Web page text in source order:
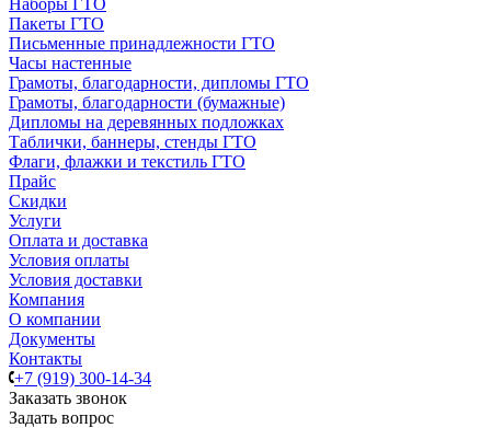
Наборы ГТО
Пакеты ГТО
Письменные принадлежности ГТО
Часы настенные
Грамоты, благодарности, дипломы ГТО
Грамоты, благодарности (бумажные)
Дипломы на деревянных подложках
Таблички, баннеры, стенды ГТО
Флаги, флажки и текстиль ГТО
Прайс
Скидки
Услуги
Оплата и доставка
Условия оплаты
Условия доставки
Компания
О компании
Документы
Контакты
+7 (919) 300-14-34
Заказать звонок
Задать вопрос